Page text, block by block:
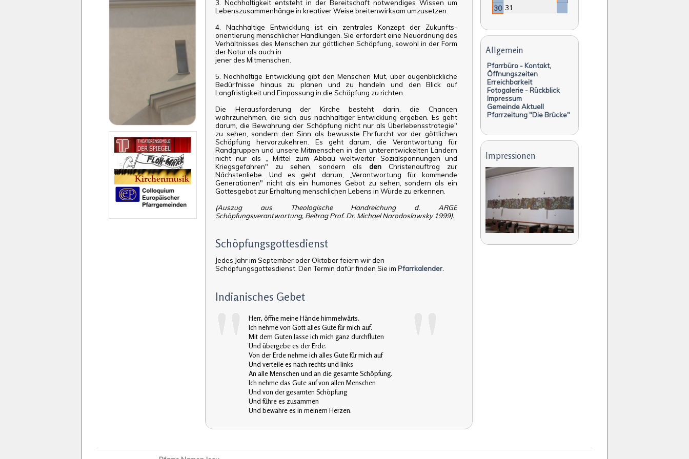
30 31
Navigation
überspringen
Allgemein
Pfarrbüro - Kontakt,
Öffnungszeiten
Erreichbarkeit
Fotogalerie - Rückblick
Impressum
Gemeinde Aktuell
Pfarrzeitung "Die Brücke"
Impressionen
3. Nachhaltigkeit entsteht in der Bereitschaft notwendiges Wissen um
Lebenszusammenhänge in kreativer Weise breitenwirksam umzusetzen.
4. Nachhaltige Entwicklung ist ein zentrales Konzept der Zukunfts-
orientierung menschlicher Handlungen. Sie erfordert eine Neuordnung des
Verhältnisses des Menschen zur göttlichen Schöpfung, sowohl in der Form
der Natur als auch in
jener des Mitmenschen.
5. Nachhaltige Entwicklung gibt den Menschen Mut, über augenblickliche
Bedürfnisse hinaus zu planen und zu handeln und den Blick auf
Langfristigkeit und Einpassung in die Schöpfung zu richten.
Die Herausforderung der Kirche besteht darin, die Chancen
wahrzunehmen, die sich aus nachhaltiger Entwicklung ergeben. Es geht
darum, die Bewahrung der Schöpfung nicht nur als Überlebensstrategie"
zu sehen, sondern den Sinn als bewusste Ehrfurcht vor der göttlichen
Schöpfung hervorzukehren. Es geht darum, die Verantwortung für
Randgruppen und unsere Mitmenschen in den unterentwickelten Ländern
nicht nur als „ Mittel zum Abbau weltweiter Sozialspannungen und
Kriegsgefahren" zu sehen, sondern als den Christenauftrag zur
Nächstenliebe. Und es geht darum, „Verantwortung für kommende
Generationen" nicht als ein humanes Gebot zu sehen, sondern als ein
Gottesgebot zur Erhaltung menschlichen Lebens in Würde zu erkennen.
(Auszug aus Theologische Handreichung d. ARGE
Schöpfungsverantwortung, Beitrag Prof. Dr. Michael Narodoslawsky 1999).
Schöpfungsgottesdienst
Jedes Jahr im September oder Oktober feiern wir den
Schöpfungsgottesdienst. Den Termin dafür finden Sie im Pfarrkalender.
Indianisches Gebet
Herr, öffne meine Hände himmelwärts.
Ich nehme von Gott alles Gute für mich auf.
Mit dem Guten lasse ich mich ganz durchfluten
Und übergebe es der Erde.
Von der Erde nehme ich alles Gute für mich auf
Und verteile es nach rechts und links
An alle Menschen und an die gesamte Schöpfung.
Ich nehme das Gute auf von allen Menschen
Und von der gesamten Schöpfung
Und führe es zusammen
Und bewahre es in meinem Herzen.